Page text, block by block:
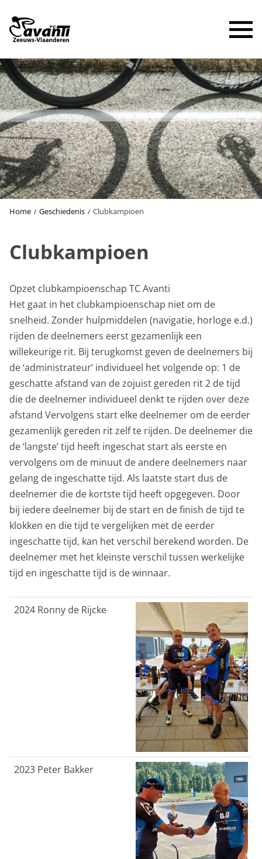
Home Geschiedenis Clubkampioen
Clubkampioen
Opzet clubkampioenschap TC Avanti
Het gaat in het clubkampioenschap niet om de
snelheid. Zonder hulpmiddelen (navigatie, horloge e.d.)
rijden de deelnemers eerst gezamenlijk een
willekeurige rit. Bij terugkomst geven de deelnemers bij
de ‘administrateur’ individueel het volgende op: 1 de
geschatte afstand van de zojuist gereden rit 2 de tijd
die de deelnemer individueel denkt te rijden over deze
afstand Vervolgens start elke deelnemer om de eerder
gezamenlijk gereden rit zelf te rijden. De deelnemer die
de ‘langste’ tijd heeft ingeschat start als eerste en
vervolgens om de minuut de andere deelnemers naar
gelang de ingeschatte tijd. Als laatste start dus de
deelnemer die de kortste tijd heeft opgegeven. Door
bij iedere deelnemer bij de start en de finish de tijd te
klokken en die tijd te vergelijken met de eerder
ingeschatte tijd, kan het verschil berekend worden. De
deelnemer met het kleinste verschil tussen werkelijke
tijd en ingeschatte tijd is de winnaar.
2024 Ronny de Rijcke
2023 Peter Bakker